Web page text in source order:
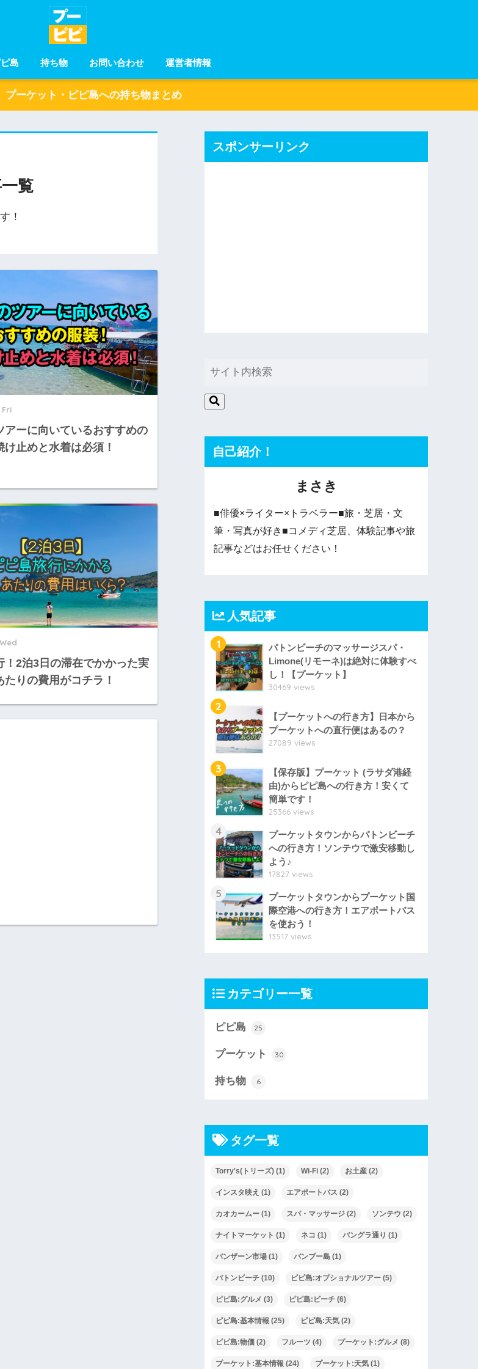
島 持ち物 お問い合わせ 運営者情報
プーケット・ピピ島への持ち物まとめ
覧
！
Fri
アーに向いているおすすめの
け止めと水着は必須！
！2泊3日の滞在でかかった実
たりの費用がコチラ！
スポンサーリンク
自己紹介！
まさき
■俳優×ライター×トラベラー■旅・芝居・文
筆・写真が好き■コメディ芝居、体験記事や旅
記事などはお任せください！
人気記事
1
パトンビーチのマッサージスパ・
Limone(リモーネ)は絶対に体験すべ
し！【プーケット】
30469 views
2
【プーケットへの行き方】日本から
プーケットへの直行便はあるの？
27089 views
3
【保存版】プーケット (ラサダ港経
由)からピピ島への行き方！安くて
簡単です！
25366 views
4
プーケットタウンからパトンビーチ
への行き方！ソンテウで激安移動し
よう♪
17827 views
5
プーケットタウンからプーケット国
際空港への行き方！エアポートバス
を使おう！
13517 views
カテゴリー一覧
ピピ島 25
プーケット 30
持ち物 6
タグ一覧
Torry's(トリーズ) (1) Wi-Fi (2) お土産 (2)
インスタ映え (1) エアポートバス (2)
カオカームー (1) スパ・マッサージ (2) ソンテウ (2)
ナイトマーケット (1) ネコ (1) バングラ通り (1)
バンザーン市場 (1) バンブー島 (1)
パトンビーチ (10) ピピ島:オプショナルツアー (5)
ピピ島:グルメ (3) ピピ島:ビーチ (6)
ピピ島:基本情報 (25) ピピ島:天気 (2)
ピピ島:物価 (2) フルーツ (4) プーケット:グルメ (8)
プーケット:基本情報 (24) プーケット:天気 (1)